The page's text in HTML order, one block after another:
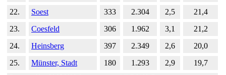
22.
Soest 333 2.304 2,5
21,4
23.
Coesfeld 306 1.962 3,1
21,2
24.
Heinsberg 397 2.349 2,6
20,0
25.
Münster, Stadt 180 1.293 2,9 19,7